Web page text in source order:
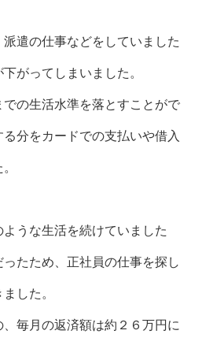
遣の仕事などをしていました
がってしまいました。
の生活水準を落とすことがで
分をカードでの支払いや借入
うな生活を続けていました
たため、正社員の仕事を探し
した。
毎月の返済額は約２６万円に